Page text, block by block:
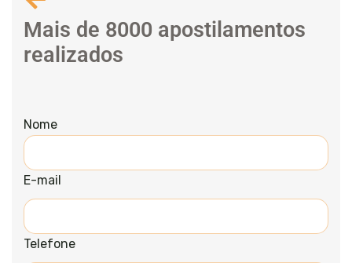
Mais de 8000 apostilamentos
realizados
Nome
E-mail
Telefone